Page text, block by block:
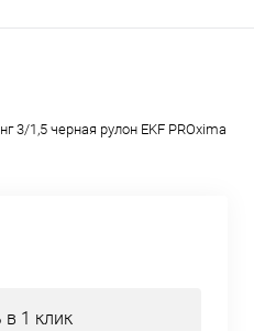
3/1,5 черная рулон EKF PROxima
в 1 клик